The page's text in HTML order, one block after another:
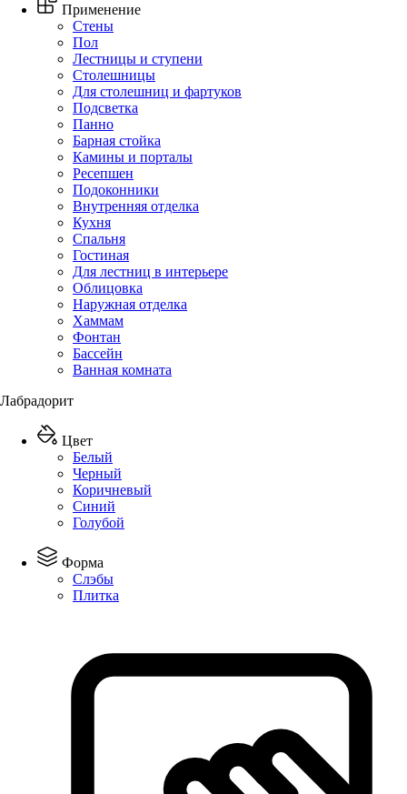
Применение
Стены
Пол
Лестницы и ступени
Столешницы
Для столешниц и фартуков
Подсветка
Панно
Барная стойка
Камины и порталы
Ресепшен
Подоконники
Внутренняя отделка
Кухня
Спальня
Гостиная
Для лестниц в интерьере
Облицовка
Наружная отделка
Хаммам
Фонтан
Бассейн
Ванная комната
Лабрадорит
Цвет
Белый
Черный
Коричневый
Синий
Голубой
Форма
Слэбы
Плитка